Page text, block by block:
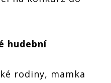
hudební
rodiny, mamka